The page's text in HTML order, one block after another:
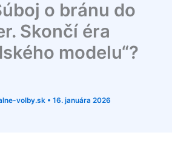
o bránu do
Skončí éra
modelu“?
volby.sk • 16. januára 2026